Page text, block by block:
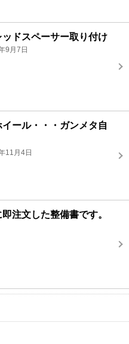
ッドスペーサー取り付け
9月7日
イール・・・ガンメタ自
11月4日
注文した整備書です。